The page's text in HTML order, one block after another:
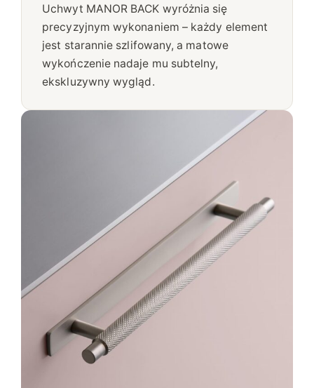
Uchwyt MANOR BACK wyróżnia się
precyzyjnym wykonaniem – każdy element
jest starannie szlifowany, a matowe
wykończenie nadaje mu subtelny,
ekskluzywny wygląd.